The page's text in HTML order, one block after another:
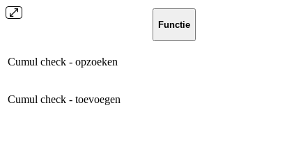
Functie
Cumul check - opzoeken
Cumul check - toevoegen